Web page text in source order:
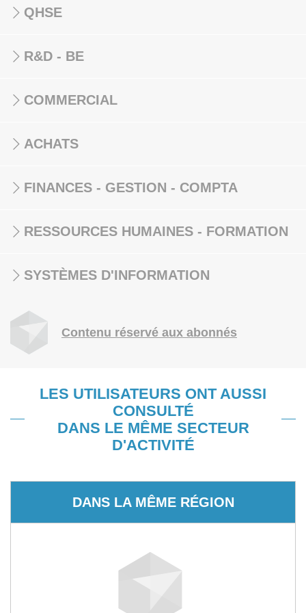
QHSE
R&D - BE
COMMERCIAL
ACHATS
FINANCES - GESTION - COMPTA
RESSOURCES HUMAINES - FORMATION
SYSTÈMES D'INFORMATION
Contenu réservé aux abonnés
LES UTILISATEURS ONT AUSSI
CONSULTÉ
DANS LE MÊME SECTEUR
D'ACTIVITÉ
DANS LA MÊME RÉGION